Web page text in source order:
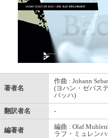
著者名
作曲 : Johann
(ヨハン・ゼバス
バッハ)
翻訳者名 -
編著者
編曲 : Olaf
ラフ・ミュレン